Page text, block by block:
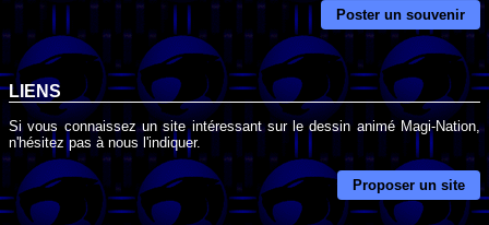
Poster un souvenir
LIENS
Si vous connaissez un site intéressant sur le dessin animé Magi-Nation,
n'hésitez pas à nous l'indiquer.
Proposer un site